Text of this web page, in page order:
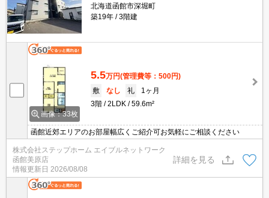
北海道函館市深堀町
築19年
3階建
画像：33枚
5.5万円(管理費等：500円)
敷
なし 礼
1ヶ月
3階
2LDK 59.6m²
函館近郊エリアのお部屋幅広くご紹介可お気軽にご相談ください
株式会社ステップホーム エイブルネットワーク
函館美原店
情報更新日 2026/08/08
詳細を見る